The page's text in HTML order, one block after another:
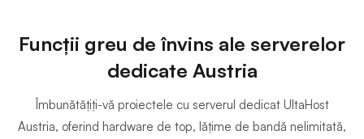
Funcții greu de învins ale serverelor
dedicate Austria
Îmbunătățiți-vă proiectele cu serverul dedicat UltaHost
Austria, oferind hardware de top, lățime de bandă nelimitată,